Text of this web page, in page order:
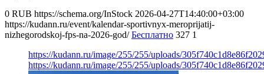
0 RUB https://schema.org/InStock 2026-04-27T14:40:00+03:00
https://kudann.ru/event/kalendar-sportivnyx-meroprijatij-
nizhegorodskoj-fps-na-2026-god/ Бесплатно 327 1
https://kudann.ru/image/255/255/uploads/
https://kudann.ru/image/255/255/uploads/